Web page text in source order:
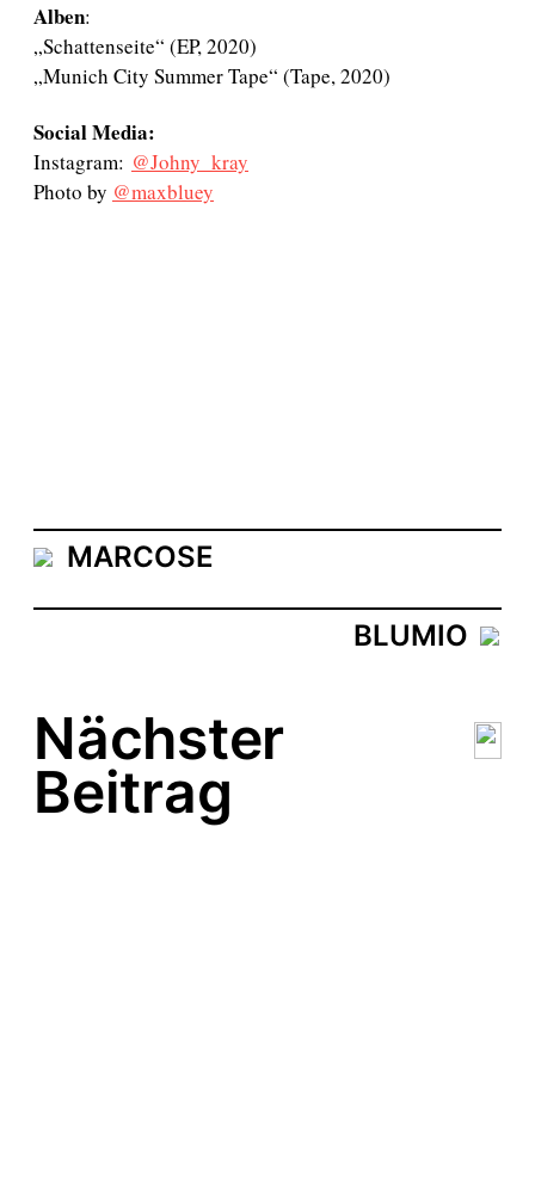
Alben:
„Schattenseite“ (EP, 2020)
„Munich City Summer Tape“ (Tape, 2020)
Social Media:
Instagram: @Johny_kray
Photo by @maxbluey
MARCOSE
BLUMIO
Nächster
Beitrag